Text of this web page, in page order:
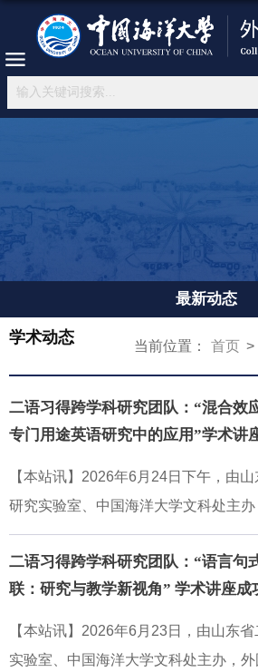
最新动态
当前位置： 首页
学术动态
二语习得跨学科研究团队：“混合效
专门用途英语研究中的应用”学术讲
【本站讯】2026年6月24日下午，由
研究实验室、中国海洋大学文科处主
二语习得跨学科研究中心联合承办的
院N314顺利召开。美国宾夕法尼亚州
授、博士生导师陆小飞受邀担任主讲，
二语习得与专门用途英语研究中的应用
院师生带来一场兼具方法学深度与实操
二语习得跨学科研究团队：“语言句
联：研究与教学新视角” 学术讲座成
【本站讯】2026年6月23日，由山东
实验室、中国海洋大学文科处主办，